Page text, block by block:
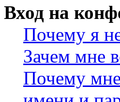
Вход на
Почему я
Зачем мне
Почему мне